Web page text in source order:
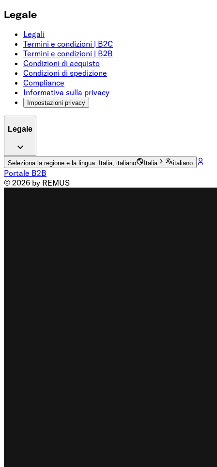
Legale
Legali
Termini e condizioni | B2C
Termini e condizioni | B2B
Condizioni di acquisto
Condizioni di spedizione
Compliance
Informativa sulla privacy
Impostazioni privacy
Legale
Seleziona la regione e la lingua: Italia, italiano Italia italiano
Portale B2B
© 2026 by REMUS